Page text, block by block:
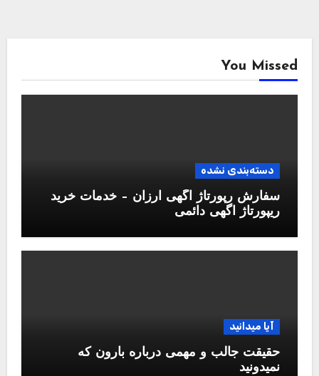
You Missed
دسته‌بندی نشده
سفارش رپورتاژ آگهی ارزان – خدمات خرید
ریپورتاژ اگهی دائمی
آیا میدانید
حقیقت جالب و مهمی درباره بارون که
نمیدونید